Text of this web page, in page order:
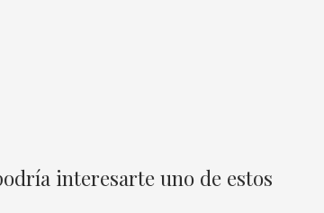
interesarte uno de estos